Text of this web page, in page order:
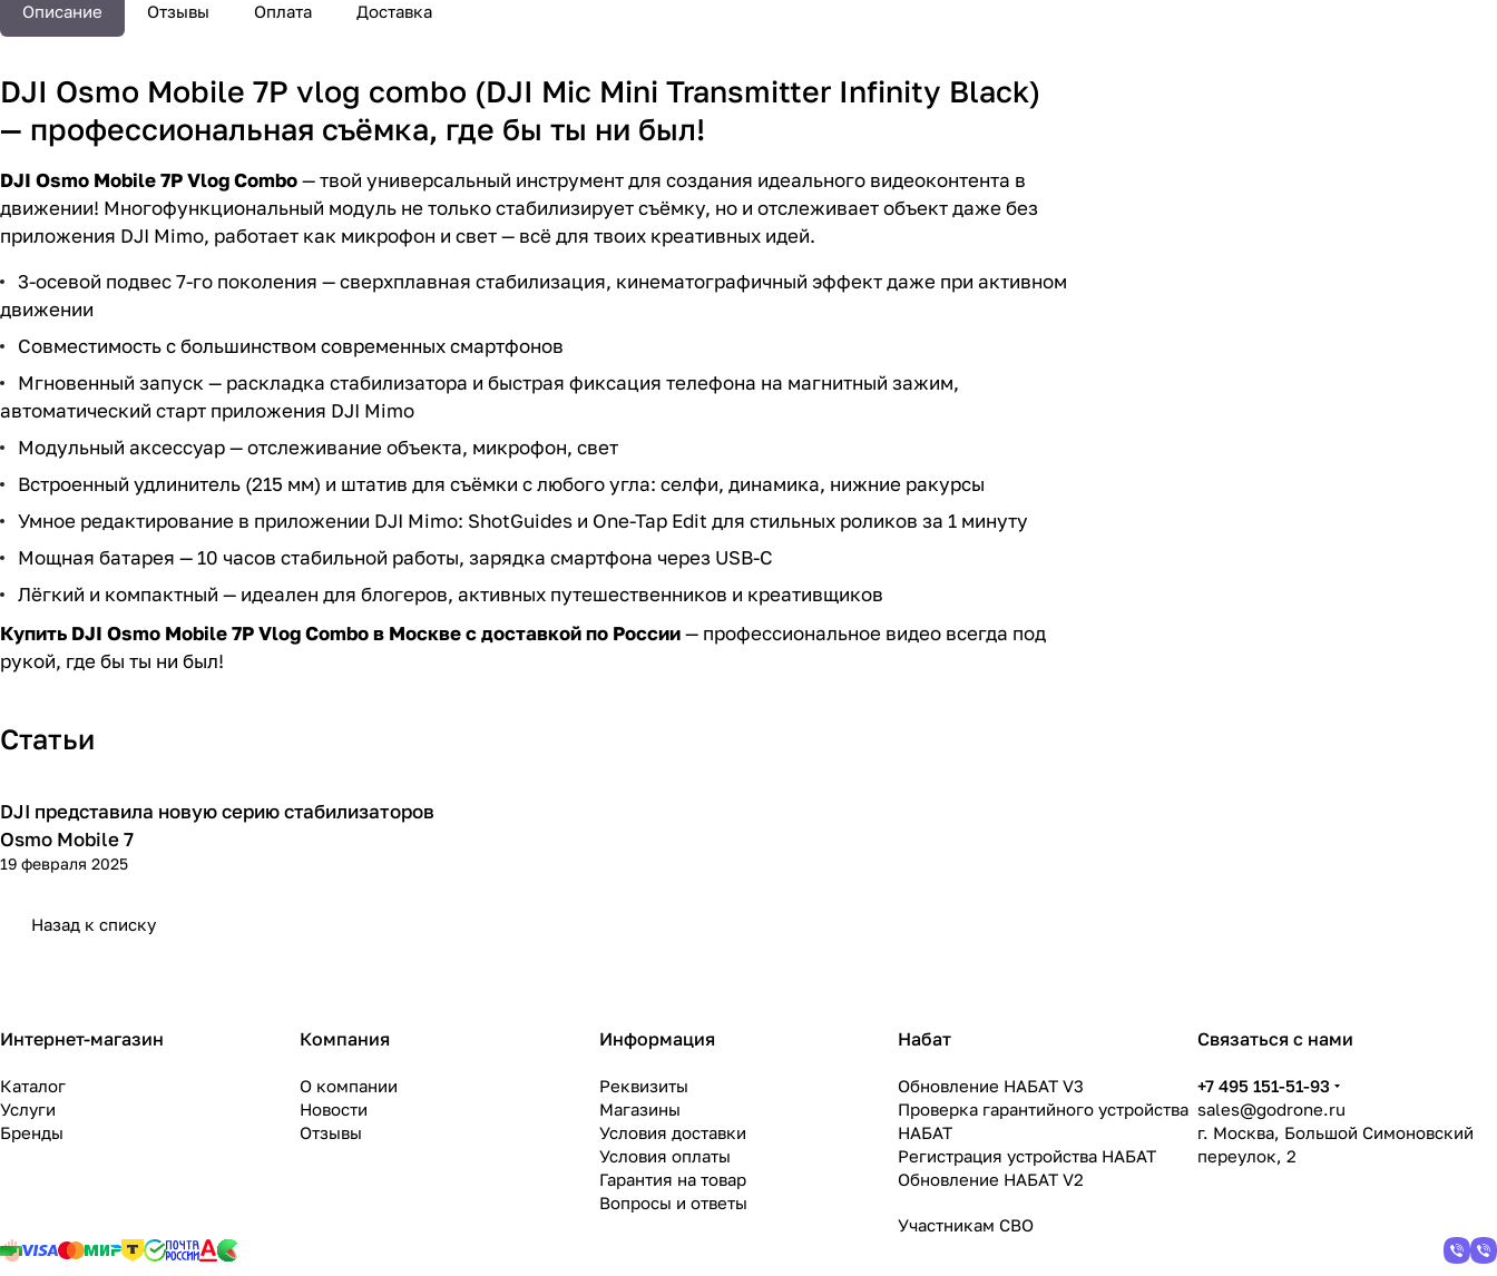
Описание Отзывы Оплата Доставка
DJI Osmo Mobile 7P vlog combo (DJI Mic Mini Transmitter Infinity Black)
— профессиональная съёмка, где бы ты ни был!
DJI Osmo Mobile 7P Vlog Combo— твой универсальный инструмент для создания идеального видеоконтента в
движении! Многофункциональный модуль не только стабилизирует съёмку, но и отслеживает объект даже без
приложения DJI Mimo, работает как микрофон и свет — всё для твоих креативных идей.
3-осевой подвес 7-го поколения — сверхплавная стабилизация, кинематографичный эффект даже при активном
движении
Совместимость с большинством современных смартфонов
Мгновенный запуск — раскладка стабилизатора и быстрая фиксация телефона на магнитный зажим,
автоматический старт приложения DJI Mimo
Модульный аксессуар — отслеживание объекта, микрофон, свет
Встроенный удлинитель (215 мм) и штатив для съёмки с любого угла: селфи, динамика, нижние ракурсы
Умное редактирование в приложении DJI Mimo: ShotGuides и One-Tap Edit для стильных роликов за 1 минуту
Мощная батарея — 10 часов стабильной работы, зарядка смартфона через USB-C
Лёгкий и компактный — идеален для блогеров, активных путешественников и креативщиков
Купить DJI Osmo Mobile 7P Vlog Combo в Москве с доставкой по России— профессиональное видео всегда под
рукой, где бы ты ни был!
Статьи
Новости
DJI представила новую серию стабилизаторов
Osmo Mobile 7
19 февраля 2025
Назад к списку
Интернет-магазин
Каталог
Услуги
Бренды
Компания
О компании
Новости
Отзывы
Информация
Реквизиты
Магазины
Условия доставки
Условия оплаты
Гарантия на товар
Вопросы и ответы
Набат
Обновление НАБАТ V3
Проверка гарантийного устройства
НАБАТ
Регистрация устройства НАБАТ
Обновление НАБАТ V2
Участникам СВО
Связаться с нами
+7 495 151-51-93
sales@godrone.ru
г. Москва, Большой Симоновский
переулок, 2